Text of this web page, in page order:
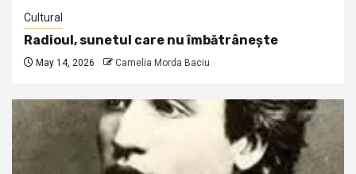
Cultural
Radioul, sunetul care nu îmbătrânește
May 14, 2026 Camelia Morda Baciu